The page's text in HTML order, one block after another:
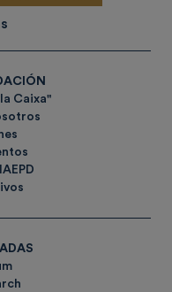
Caixa"